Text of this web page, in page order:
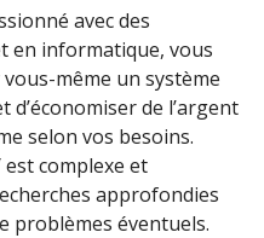
avec des
en informatique, vous
même un système
de l’argent
selon vos besoins.
est complexe et
approfondies
problèmes éventuels.